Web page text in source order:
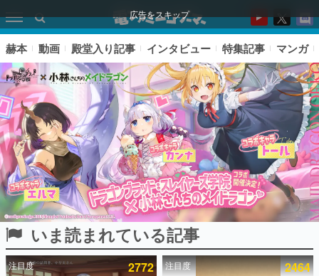
広告をスキップ
ピックアップ
赫本 動画 殿堂入り記事 インタビュー 特集記事 マンガ
いま読まれている記事
注目度 2772 注目度 2464